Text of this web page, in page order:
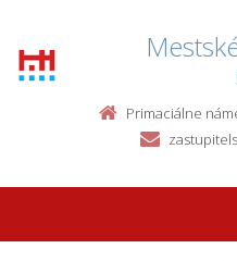
Primaciálne